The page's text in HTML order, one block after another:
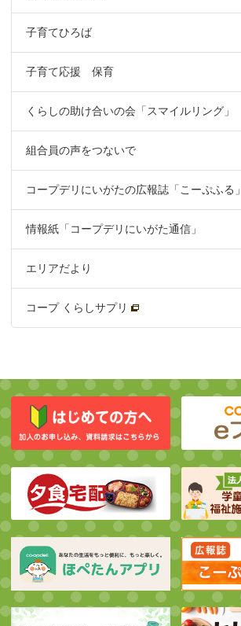
子育てひろば
子育て応援 保育
くらしの助け合いの会「スマイルリング」
組合員の声をつないで
コープデリにいがたの広報誌「こーぷふる」
情報紙「コープデリにいがた通信」
エリアだより
コープ くらしサプリ